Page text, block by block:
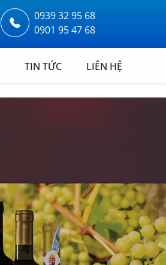
0939 32 95 68
0901 95 47 68
TIN TỨC LIÊN HỆ